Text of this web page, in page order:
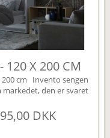
120 X 200 CM
200 cm Invento sengen
markedet, den er svaret
som standard uden
højskabe (øverst til
den er bl.a. udstyret
DKK